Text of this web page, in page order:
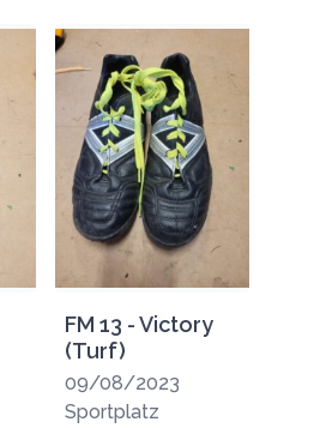
FM 13 - Victory
(Turf)
09/08/2023
Sportplatz